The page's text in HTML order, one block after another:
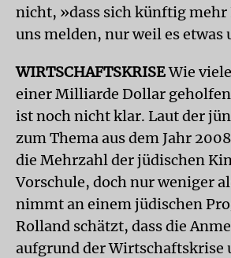
nicht, »dass sich künftig
uns melden, nur weil es etwas
WIRTSCHAFTSKRISEWie
einer Milliarde Dollar
ist noch nicht klar. Laut der
zum Thema aus dem Jahr
die Mehrzahl der jüdischen
Vorschule, doch nur weniger
nimmt an einem jüdischen
Rolland schätzt, dass die
aufgrund der Wirtschaftskrise